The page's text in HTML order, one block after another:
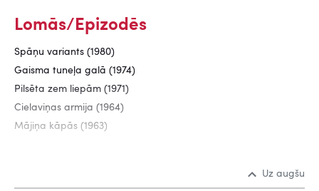
Lomās/Epizodēs
Spāņu variants (1980)
Gaisma tuneļa galā (1974)
Pilsēta zem liepām (1971)
Cielaviņas armija (1964)
Mājiņa kāpās (1963)
Uz augšu